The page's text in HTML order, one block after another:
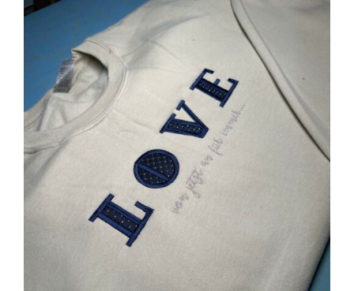
SELECT OPTIONS DETAILS